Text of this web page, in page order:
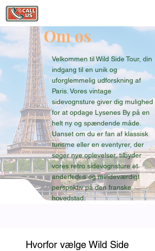
Om os
Velkommen til Wild Side Tour, din
indgang til en unik og
uforglemmelig udforskning af
Paris. Vores vintage
sidevognsture giver dig mulighed
for at opdage Lysenes By på en
helt ny og spændende måde.
Uanset om du er fan af klassisk
turisme eller en eventyrer, der
søger nye oplevelser, tilbyder
vores retro sidevognsture et
anderledes og mindeværdigt
perspektiv på den franske
hovedstad.
Hvorfor vælge Wild Side